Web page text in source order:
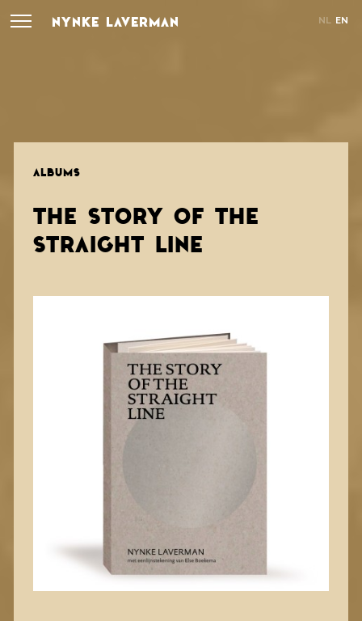
NYNKE LAVERMAN NL EN
ALBUMS
THE STORY OF THE
STRAIGHT LINE